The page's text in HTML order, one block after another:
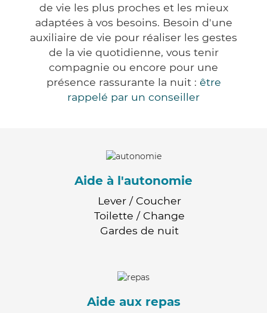
de vie les plus proches et les mieux
adaptées à vos besoins. Besoin d'une
auxiliaire de vie pour réaliser les gestes
de la vie quotidienne, vous tenir
compagnie ou encore pour une
présence rassurante la nuit : être
rappelé par un conseiller
Aide à l'autonomie
Lever / Coucher
Toilette / Change
Gardes de nuit
Aide aux repas